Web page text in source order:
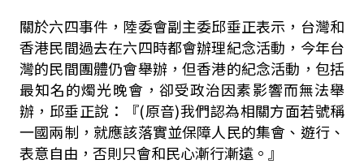
關於六四事件，陸委會副主委邱垂正表示，台灣和
香港民間過去在六四時都會辦理紀念活動，今年台
灣的民間團體仍會舉辦，但香港的紀念活動，包括
最知名的燭光晚會，卻受政治因素影響而無法舉
辦，邱垂正說：『(原音)我們認為相關方面若號稱
一國兩制，就應該落實並保障人民的集會、遊行、
表意自由，否則只會和民心漸行漸遠。』